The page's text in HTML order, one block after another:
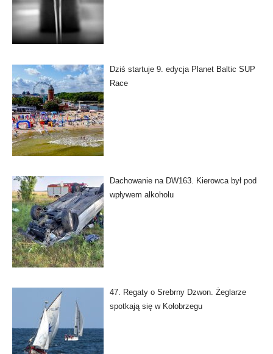
Dziś startuje 9. edycja Planet Baltic SUP
Race
Dachowanie na DW163. Kierowca był pod
wpływem alkoholu
47. Regaty o Srebrny Dzwon. Żeglarze
spotkają się w Kołobrzegu